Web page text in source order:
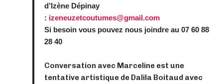
d’Izène Dépinay
: izeneuzetcoutumes@gmail.com
Si besoin vous pouvez nous joindre au 07 60 88
28 40
Conversation avec Marceline est une
tentative artistique de Dalila Boitaud avec